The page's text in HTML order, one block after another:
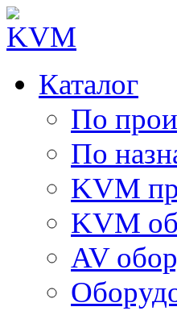
Каталог
По
По
KVM
KVM
AV